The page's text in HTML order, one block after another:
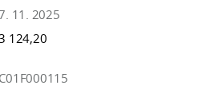
11. 2025
124,20
C01F000115